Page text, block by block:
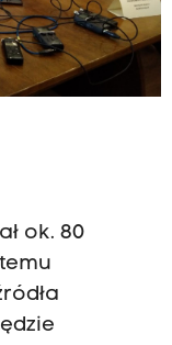
ok. 80